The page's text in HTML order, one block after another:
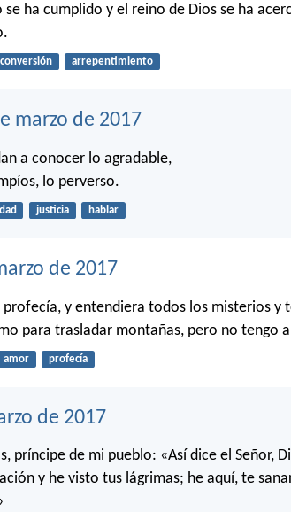
se ha cumplido y el reino de Dios se ha
conversión arrepentimiento
marzo de 2017
a conocer lo agradable,
lo perverso.
justicia hablar
de 2017
profecía, y entendiera todos los misterios y
para trasladar montañas, pero no tengo
amor profecía
de 2017
príncipe de mi pueblo: «Así dice el Señor,
y he visto tus lágrimas; he aquí, te